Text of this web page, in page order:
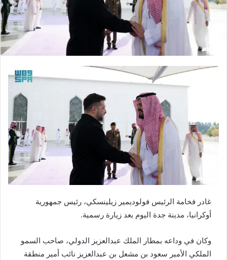
غادر فخامة الرئيس فولوديمير زيلينسكي، رئيس جمهورية
أوكرانيا، مدينة جدة اليوم بعد زيارة رسمية.
وكان في وداعه بمطار الملك عبدالعزيز الدولي، صاحب السمو
الملكي الأمير سعود بن مشعل بن عبدالعزيز نائب أمير منطقة